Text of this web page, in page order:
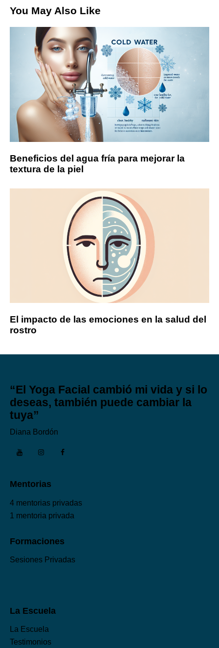
You May Also Like
Beneficios del agua fría para mejorar la
textura de la piel
El impacto de las emociones en la salud del
rostro
“El Yoga Facial cambió mi vida y si lo
deseas, también puede cambiar la
tuya”
Diana Bordón
Mentorias
4 mentorias privadas
1 mentoria privada
Formaciones
Sesiones Privadas
La Escuela
La Escuela
Testimonios